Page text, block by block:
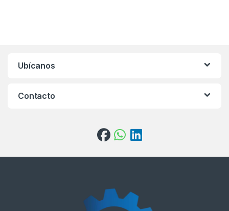
Ubícanos
Contacto